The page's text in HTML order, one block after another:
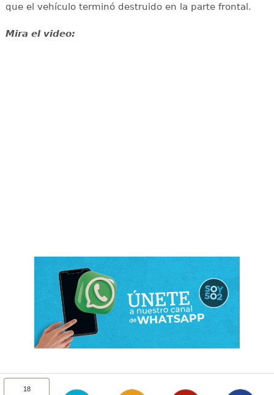
que el vehículo terminó destruido en la parte frontal.
Mira el video:
18